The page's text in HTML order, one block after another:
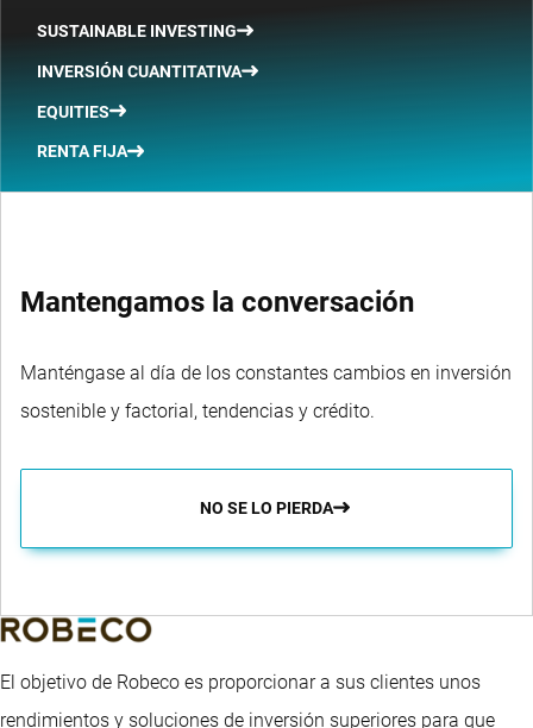
SUSTAINABLE INVESTING
INVERSIÓN CUANTITATIVA
EQUITIES
RENTA FIJA
Mantengamos la conversación
Manténgase al día de los constantes cambios en inversión
sostenible y factorial, tendencias y crédito.
NO SE LO PIERDA
El objetivo de Robeco es proporcionar a sus clientes unos
rendimientos y soluciones de inversión superiores para que